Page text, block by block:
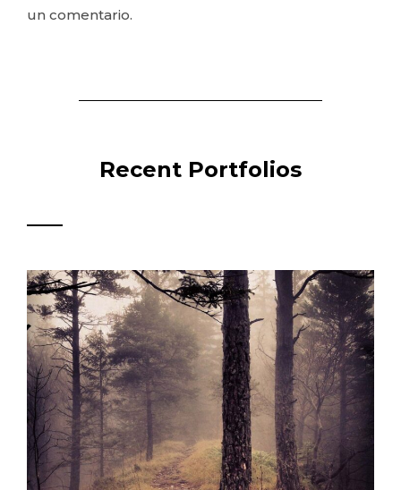
un comentario.
Recent Portfolios